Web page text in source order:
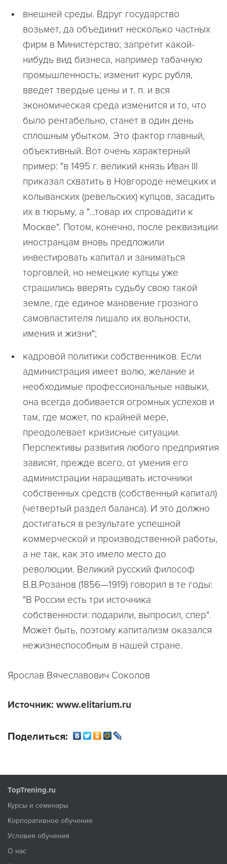
внешней среды. Вдруг государство
возьмет, да объединит несколько частных
фирм в Министерство; запретит какой-
нибудь вид бизнеса, например табачную
промышленность; изменит курс рубля,
введет твердые цены и т. п. и вся
экономическая среда изменится и то, что
было рентабельно, станет в один день
сплошным убытком. Это фактор главный,
объективный. Вот очень характерный
пример: "в 1495 г. великий князь Иван III
приказал схватить в Новгороде немецких и
колыванских (ревельских) купцов, засадить
их в тюрьму, а "...товар их спровадити к
Москве". Потом, конечно, после реквизиции
иностранцам вновь предложили
инвестировать капитал и заниматься
торговлей, но немецкие купцы уже
страшились вверять судьбу свою такой
земле, где единое мановение грозного
самовластителя лишало их вольности,
имения и жизни";
кадровой политики собственников. Если
администрация имеет волю, желание и
необходимые профессиональные навыки,
она всегда добивается огромных успехов и
там, где может, по крайней мере,
преодолевает кризисные ситуации.
Перспективы развития любого предприятия
зависят, прежде всего, от умения его
администрации наращивать источники
собственных средств (собственный капитал)
(четвертый раздел баланса). И это должно
достигаться в результате успешной
коммерческой и производственной работы,
а не так, как это имело место до
революции. Великий русский философ
В.В.Розанов (1856—1919) говорил в те годы:
"В России есть три источника
собственности: подарили, выпросил, спер".
Может быть, поэтому капитализм оказался
нежизнеспособным в нашей стране.
Ярослав Вячеславович Соколов
Источник: www.elitarium.ru
Поделиться:
TopTrening.ru
Курсы и семинары
Корпоративное обучение
Условия обучения
О нас